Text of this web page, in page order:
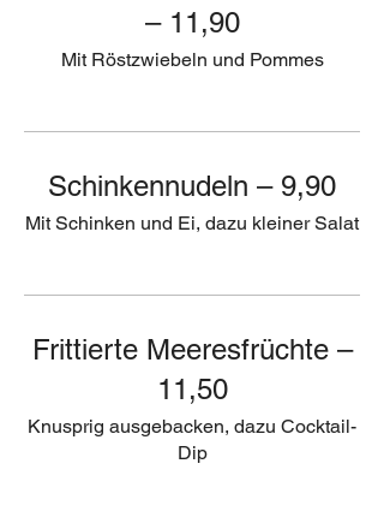
– 11,90
Mit Röstzwiebeln und Pommes
Schinkennudeln – 9,90
Mit Schinken und Ei, dazu kleiner Salat
Frittierte Meeresfrüchte –
11,50
Knusprig ausgebacken, dazu Cocktail-
Dip